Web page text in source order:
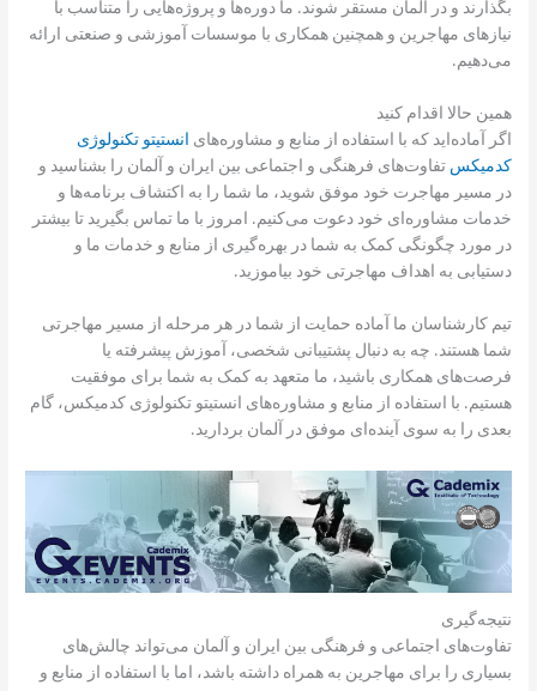
بگذارند و در آلمان مستقر شوند. ما دوره‌ها و پروژه‌هایی را متناسب با
نیازهای مهاجرین و همچنین همکاری با موسسات آموزشی و صنعتی ارائه
می‌دهیم.
همین حالا اقدام کنید
اگر آماده‌اید که با استفاده از منابع و مشاوره‌های
انستیتو تکنولوژی
کدمیکس تفاوت‌های فرهنگی و اجتماعی بین ایران و آلمان را بشناسید و
در مسیر مهاجرت خود موفق شوید، ما شما را به اکتشاف برنامه‌ها و
خدمات مشاوره‌ای خود دعوت می‌کنیم. امروز با ما تماس بگیرید تا بیشتر
در مورد چگونگی کمک به شما در بهره‌گیری از منابع و خدمات ما و
دستیابی به اهداف مهاجرتی خود بیاموزید.
تیم کارشناسان ما آماده حمایت از شما در هر مرحله از مسیر مهاجرتی
شما هستند. چه به دنبال پشتیبانی شخصی، آموزش پیشرفته یا
فرصت‌های همکاری باشید، ما متعهد به کمک به شما برای موفقیت
هستیم. با استفاده از منابع و مشاوره‌های انستیتو تکنولوژی کدمیکس، گام
بعدی را به سوی آینده‌ای موفق در آلمان بردارید.
نتیجه‌گیری
تفاوت‌های اجتماعی و فرهنگی بین ایران و آلمان می‌تواند چالش‌های
بسیاری را برای مهاجرین به همراه داشته باشد، اما با استفاده از منابع و